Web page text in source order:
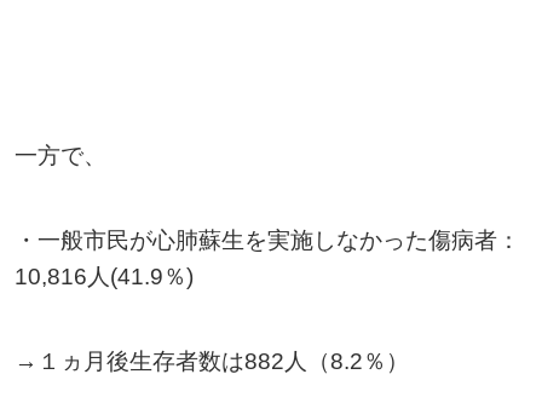
一方で、
・一般市民が心肺蘇生を実施しなかった傷病者：
10,816人(41.9％)
→ １ヵ月後生存者数は882人（8.2％）